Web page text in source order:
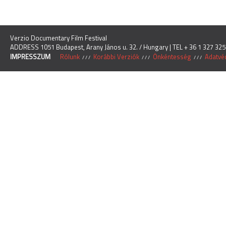
Verzio Documentary Film Festival
ADDRESS 1051 Budapest, Arany János u. 32. / Hungary | TEL + 36 1 327
IMPRESSZUM
Rólunk Korábbi Verziók Önkéntesség